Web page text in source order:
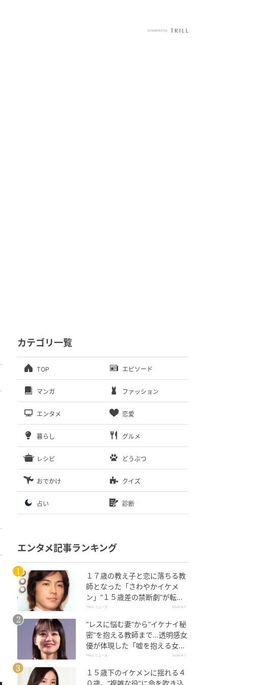
カテゴリ一覧
TOP エピソード
マンガ ファッション
エンタメ 恋愛
暮らし グルメ
レシピ どうぶつ
おでかけ クイズ
占い 診断
エンタメ記事ランキング
１７歳の教え子と恋に落ちる教
師となった「さわやかイケメ
ン」“１５歳差の禁断劇”が転機
になった理由
TRILL ニュース 2026.8.7
“レスに悩む妻”から“イケナイ秘
密”を抱える教師まで…透明感女
優が体現した「嘘を抱える女」
たち
TRILL ニュース 2026.8.7
１５歳下のイケメンに揺れる４
０歳。“複雑な役”に命を吹き込